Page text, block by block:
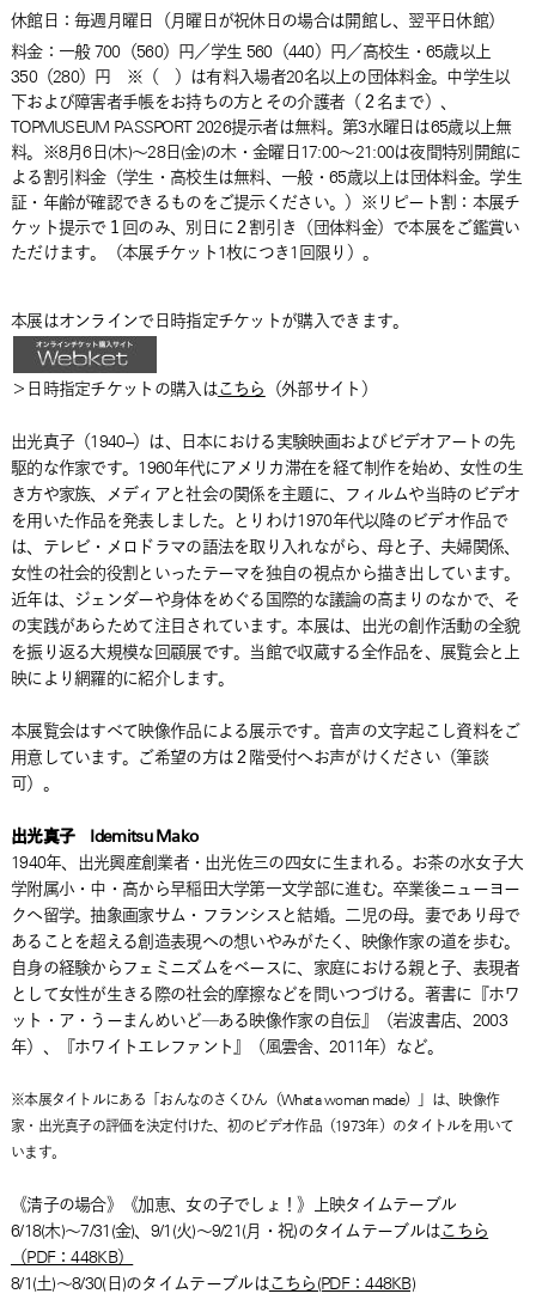
休館日：毎週月曜日（月曜日が祝休日の場合は開館し、翌平日休館）
料金：一般 700（560）円／学生 560（440）円／高校生・65歳以上
350（280）円 ※（ ）は有料入場者20名以上の団体料金。中学生以
下および障害者手帳をお持ちの方とその介護者（２名まで）、
TOPMUSEUM PASSPORT 2026提示者は無料。第3水曜日は65歳以上無
料。※8月6日(木)～28日(金)の木・金曜日17:00～21:00は夜間特別開館に
よる割引料金（学生・高校生は無料、一般・65歳以上は団体料金。学生
証・年齢が確認できるものをご提示ください。）※リピート割：本展チ
ケット提示で１回のみ、別日に２割引き（団体料金）で本展をご鑑賞い
ただけます。（本展チケット1枚につき1回限り）。
本展はオンラインで日時指定チケットが購入できます。
＞日時指定チケットの購入はこちら （外部サイト）
出光真子（1940–）は、日本における実験映画およびビデオアートの先
駆的な作家です。1960年代にアメリカ滞在を経て制作を始め、女性の生
き方や家族、メディアと社会の関係を主題に、フィルムや当時のビデオ
を用いた作品を発表しました。とりわけ1970年代以降のビデオ作品で
は、テレビ・メロドラマの語法を取り入れながら、母と子、夫婦関係、
女性の社会的役割といったテーマを独自の視点から描き出しています。
近年は、ジェンダーや身体をめぐる国際的な議論の高まりのなかで、そ
の実践があらためて注目されています。本展は、出光の創作活動の全貌
を振り返る大規模な回顧展です。当館で収蔵する全作品を、展覧会と上
映により網羅的に紹介します。
本展覧会はすべて映像作品による展示です。音声の文字起こし資料をご
用意しています。ご希望の方は２階受付へお声がけください（筆談
可）。
出光真子 Idemitsu Mako
1940年、出光興産創業者・出光佐三の四女に生まれる。お茶の水女子大
学附属小・中・高から早稲田大学第一文学部に進む。卒業後ニューヨー
クへ留学。抽象画家サム・フランシスと結婚。二児の母。妻であり母で
あることを超える創造表現への想いやみがたく、映像作家の道を歩む。
自身の経験からフェミニズムをベースに、家庭における親と子、表現者
として女性が生きる際の社会的摩擦などを問いつづける。著書に『ホワ
ット・ア・うーまんめいど─ある映像作家の自伝』（岩波書店、2003
年）、『ホワイトエレファント』（風雲舎、2011年）など。
※本展タイトルにある「おんなのさくひん（What a woman made）」は、映像作
家・出光真子の評価を決定付けた、初のビデオ作品（1973年）のタイトルを用いて
います。
《清子の場合》《加恵、女の子でしょ！》上映タイムテーブル
6/18(木)～7/31(金)、9/1(火)～9/21(月・祝)のタイムテーブルはこちら
（PDF：448KB）
8/1(土)～8/30(日)のタイムテーブルはこちら(PDF：448KB)